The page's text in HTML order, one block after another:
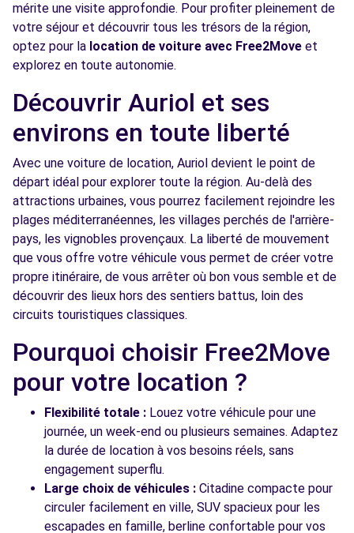
Voir l'agence
AUBAGNE (O)
2145 ROUTE DE LA LEGION
AUBAGNE, 13400
Voir l'agence
Free2Move Rent - AUTO PERFORMANCES -
ROQUEFORT-LA-BEDOULE (C)
13.6
km
RUE AMPERE - ZI LES PLAINES DU CAIRE
ROQUEFORT-LA-BEDOULE, 13830
Voir l'agence
Free2Move Rent - VALENTINE
AUTOMOBILES - MARSEILLE (C)
14.7
MARSEILLE, 13012
Voir l'agence
Voir toutes les agences
mérite une visite approfondie. Pour profiter pleinement de
votre séjour et découvrir tous les trésors de la région,
optez pour la location de voiture avec Free2Move et
explorez en toute autonomie.
Découvrir Auriol et ses
environs en toute liberté
Avec une voiture de location, Auriol devient le point de
départ idéal pour explorer toute la région. Au-delà des
attractions urbaines, vous pourrez facilement rejoindre les
plages méditerranéennes, les villages perchés de l'arrière-
pays, les vignobles provençaux. La liberté de mouvement
que vous offre votre véhicule vous permet de créer votre
propre itinéraire, de vous arrêter où bon vous semble et de
découvrir des lieux hors des sentiers battus, loin des
circuits touristiques classiques.
Pourquoi choisir Free2Move
pour votre location ?
Flexibilité totale : Louez votre véhicule pour une
journée, un week-end ou plusieurs semaines. Adaptez
la durée de location à vos besoins réels, sans
engagement superflu.
Large choix de véhicules : Citadine compacte pour
circuler facilement en ville, SUV spacieux pour les
escapades en famille, berline confortable pour vos